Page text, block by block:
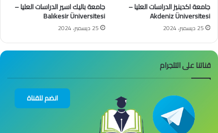
جامعة اكدينيز الدراسات العليا –
Akdeniz Üniversitesi
25 ديسمبر، 2024
جامعة باليك اسير الدراسات العليا –
Balıkesir Üniversitesi
25 ديسمبر، 2024
قناتنا على التلجرام
انضم للقناة